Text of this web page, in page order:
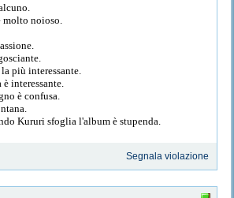
noioso.
più interessante.
interessante.
è confusa.
Kururi sfoglia l'album è stupenda.
Segnala violazione